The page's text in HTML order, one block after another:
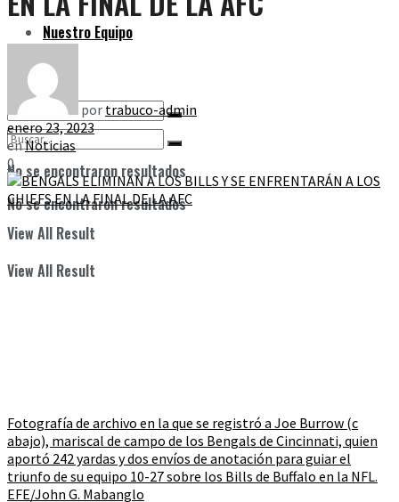
No se encontraron resultados
View All Result
Nuestro Equipo
No se encontraron resultados
View All Result
por trabuco-admin
enero 23, 2023
enNoticias
0
Fotografía de archivo en la que se registró a Joe Burrow (c
abajo), mariscal de campo de los Bengals de Cincinnati, quien
aportó 242 yardas y dos envíos de anotación para guiar el
triunfo de su equipo 10-27 sobre los Bills de Buffalo en la NFL.
EFE/John G. Mabanglo